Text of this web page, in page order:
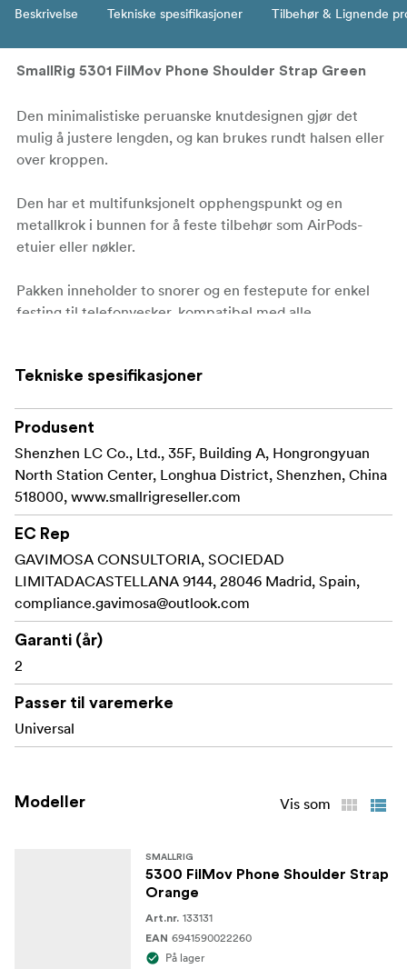
Beskrivelse Tekniske spesifikasjoner Tilbehør & Lignende
SmallRig 5301 FilMov Phone Shoulder Strap Green
Den minimalistiske peruanske knutdesignen gjør det
mulig å justere lengden, og kan brukes rundt halsen eller
over kroppen.
Den har et multifunksjonelt opphengspunkt og en
metallkrok i bunnen for å feste tilbehør som AirPods-
etuier eller nøkler.
Pakken inneholder to snorer og en festepute for enkel
festing til telefonvesker, kompatibel med alle
To opphengsalternativer er tilgjengelige:
Fest kroken eller snoren til festeputen etter at du
har satt puten inn i ladeportsporet og festet
telefonen til etuiet. Den ultratynne puten vil ikke
hindre plug-in-lading.
Fest snoren direkte til etuiet ved hjelp av
snorehullet. I tillegg kan to snorer brukes til å henge
opp telefonbur, noe som gir mer allsidighet.
Kompatibilitet:
Alle heldekkende telefonvesker eller telefonvesker
Pakningen inkluderer:
Telefonens skulderrem
2x Nylon Lanyard
Bedriftsinstruksjon
Tekniske spesifikasjoner
Produsent
Shenzhen LC Co., Ltd., 35F, Building A, Hongrongyuan
North Station Center, Longhua District, Shenzhen, China
518000, www.smallrigreseller.com
EC Rep
GAVIMOSA CONSULTORIA, SOCIEDAD
LIMITADACASTELLANA 9144, 28046 Madrid, Spain,
compliance.gavimosa@outlook.com
Garanti (år)
2
Passer til varemerke
Universal
Modeller Vis som
SMALLRIG
5300 FilMov Phone Shoulder Strap
Orange
Art.nr. 133131
EAN 6941590022260
På lager